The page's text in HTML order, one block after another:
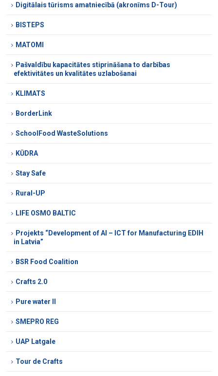
Digitālais tūrisms amatniecībā (akronīms D-Tour)
BISTEPS
MATOMI
Pašvaldību kapacitātes stiprināšana to darbības
efektivitātes un kvalitātes uzlabošanai
KLIMATS
BorderLink
SchoolFood WasteSolutions
KŪDRA
Stay Safe
Rural-UP
LIFE OSMO BALTIC
Projekts “Development of AI – ICT for Manufacturing EDIH
in Latvia”
BSR Food Coalition
Crafts 2.0
Pure water II
SMEPRO REG
UAP Latgale
Tour de Crafts